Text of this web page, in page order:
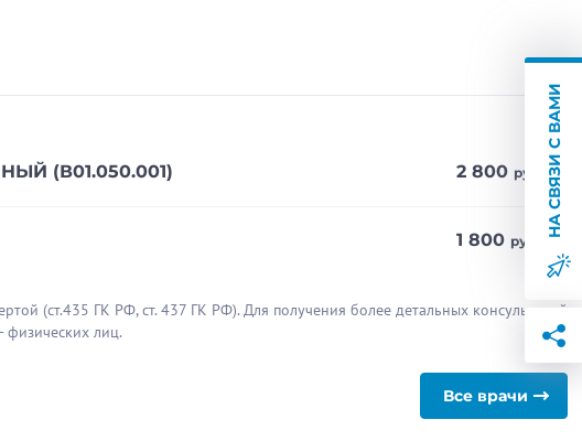
(В01.050.001) 2 800 руб.
1 800 руб.
(ст.435 ГК РФ, cт. 437 ГК РФ). Для получения более детальных консультаций
физических лиц.
Все врачи
НА СВЯЗИ С ВАМИ